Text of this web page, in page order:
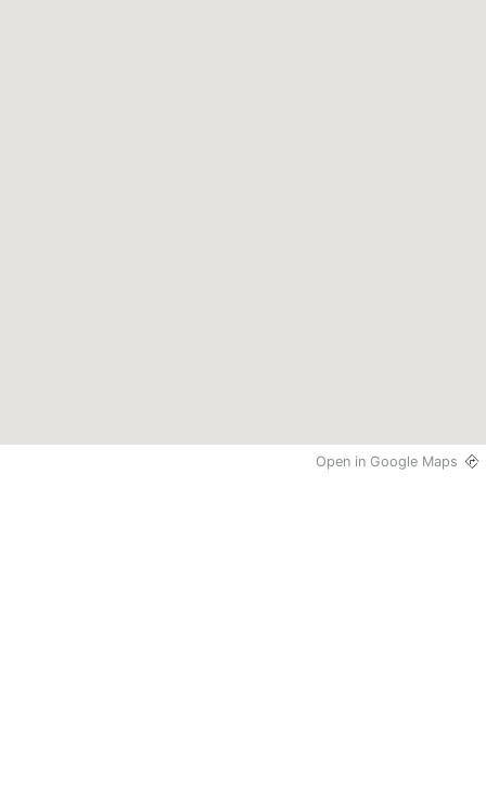
Open in Google Maps